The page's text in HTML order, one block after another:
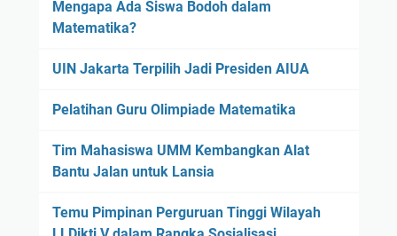
Mengapa Ada Siswa Bodoh dalam
Matematika?
UIN Jakarta Terpilih Jadi Presiden AIUA
Pelatihan Guru Olimpiade Matematika
Tim Mahasiswa UMM Kembangkan Alat
Bantu Jalan untuk Lansia
Temu Pimpinan Perguruan Tinggi Wilayah